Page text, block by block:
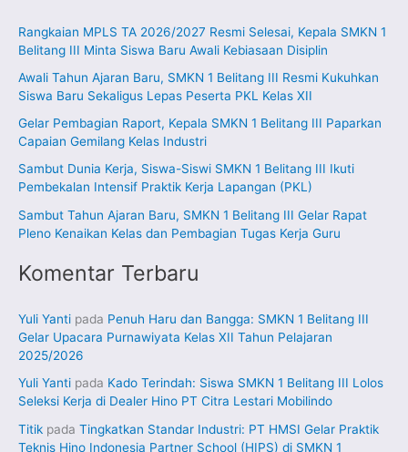
u
t
k
:
Rangkaian MPLS TA 2026/2027 Resmi Selesai, Kepala SMKN 1
Belitang III Minta Siswa Baru Awali Kebiasaan Disiplin
Awali Tahun Ajaran Baru, SMKN 1 Belitang III Resmi Kukuhkan
Siswa Baru Sekaligus Lepas Peserta PKL Kelas XII
Gelar Pembagian Raport, Kepala SMKN 1 Belitang III Paparkan
Capaian Gemilang Kelas Industri
Sambut Dunia Kerja, Siswa-Siswi SMKN 1 Belitang III Ikuti
Pembekalan Intensif Praktik Kerja Lapangan (PKL)
Sambut Tahun Ajaran Baru, SMKN 1 Belitang III Gelar Rapat
Pleno Kenaikan Kelas dan Pembagian Tugas Kerja Guru
Komentar Terbaru
Yuli Yanti pada Penuh Haru dan Bangga: SMKN 1 Belitang III
Gelar Upacara Purnawiyata Kelas XII Tahun Pelajaran
2025/2026
Yuli Yanti pada Kado Terindah: Siswa SMKN 1 Belitang III Lolos
Seleksi Kerja di Dealer Hino PT Citra Lestari Mobilindo
Titik pada Tingkatkan Standar Industri: PT HMSI Gelar Praktik
Teknis Hino Indonesia Partner School (HIPS) di SMKN 1